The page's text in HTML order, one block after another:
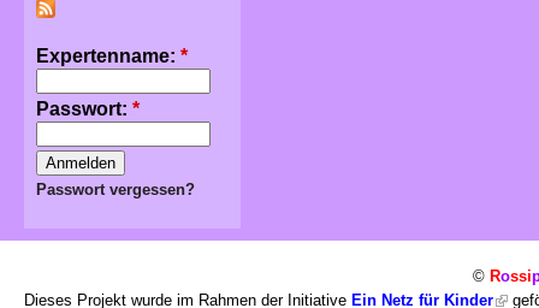
Expertenname: *
Passwort: *
Passwort vergessen?
© Rossi
Dieses Projekt wurde im Rahmen der Initiative Ein Netz für Kinder